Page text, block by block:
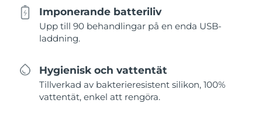
Imponerande batteriliv
Upp till 90 behandlingar på en enda USB-
laddning.
Hygienisk och vattentät
Tillverkad av bakterieresistent silikon, 100%
vattentät, enkel att rengöra.